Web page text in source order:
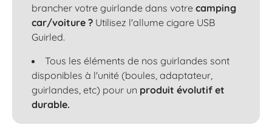
brancher votre guirlande dans votre camping
car/voiture ? Utilisez l'allume cigare USB
Guirled.
Tous les éléments de nos guirlandes sont
disponibles à l'unité (boules, adaptateur,
guirlandes, etc) pour un produit évolutif et
durable.